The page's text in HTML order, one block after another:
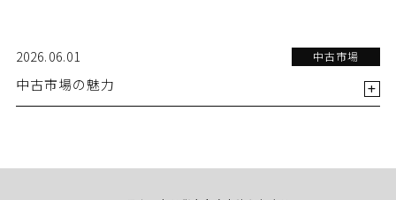
2026.06.01 中古市場
中古市場の魅力